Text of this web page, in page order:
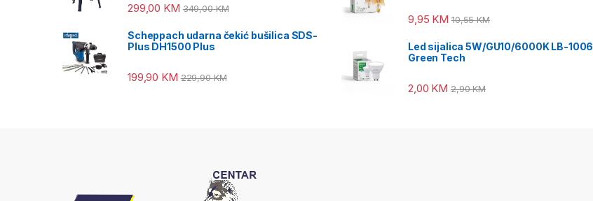
299,00 KM 349,00KM
Scheppach udarna čekić bušilica SDS-
Plus DH1500 Plus
199,90 KM 229,90KM
9,95 KM 10,55KM
Led sijalica 5W/GU10/6000K LB-1006
Green Tech
2,00 KM 2,90KM